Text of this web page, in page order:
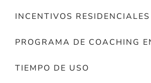
INCENTIVOS RESIDENCIALES
PROGRAMA DE COACHING
TIEMPO DE USO